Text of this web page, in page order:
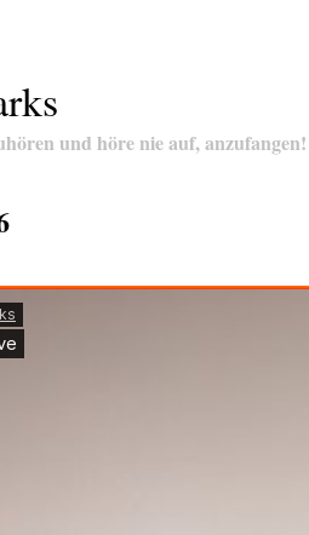
und höre nie auf, anzufangen!